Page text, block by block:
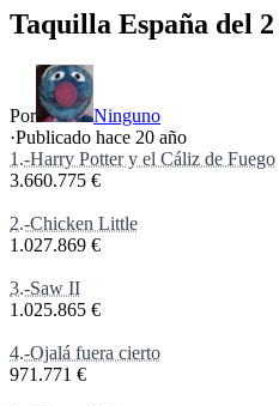
Taquilla España del
Por
Ninguno
·Publicado hace 20 año
1.-Harry Potter y el Cáliz de Fuego
3.660.775 €
2.-Chicken Little
1.027.869 €
3.-Saw II
1.025.865 €
4.-Ojalá fuera cierto
971.771 €